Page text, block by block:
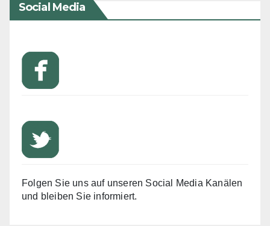
Social Media
Folgen Sie uns auf unseren Social Media Kanälen
und bleiben Sie informiert.